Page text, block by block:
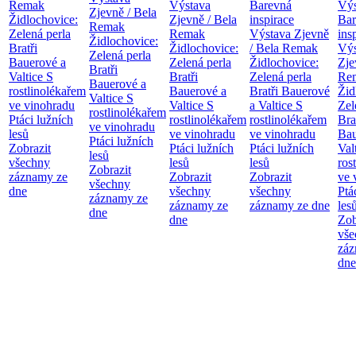
Remak
Židlochovice:
Zelená perla
Bratři
Bauerové a
Valtice S
rostlinolékařem
ve vinohradu
Ptáci lužních
lesů
Zobrazit
všechny
záznamy ze
dne
Zjevně / Bela
Remak
Židlochovice:
Zelená perla
Bratři
Bauerové a
Valtice S
rostlinolékařem
ve vinohradu
Ptáci lužních
lesů
Zobrazit
všechny
záznamy ze
dne
Výstava
Zjevně / Bela
Remak
Židlochovice:
Zelená perla
Bratři
Bauerové a
Valtice S
rostlinolékařem
ve vinohradu
Ptáci lužních
lesů
Zobrazit
všechny
záznamy ze
dne
Barevná
inspirace
Výstava Zjevně
/ Bela Remak
Židlochovice:
Zelená perla
Bratři Bauerové
a Valtice S
rostlinolékařem
ve vinohradu
Ptáci lužních
lesů
Zobrazit
všechny
záznamy ze dne
ve
dne